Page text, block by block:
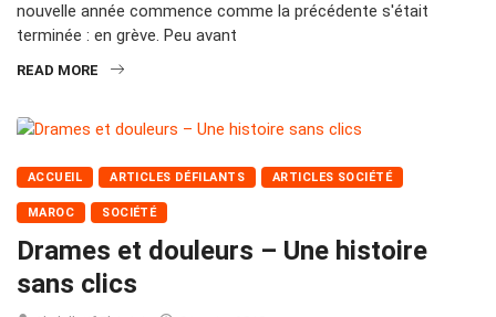
nouvelle année commence comme la précédente s'était
terminée : en grève. Peu avant
READ MORE
ACCUEIL ARTICLES DÉFILANTS ARTICLES SOCIÉTÉ
MAROC SOCIÉTÉ
Drames et douleurs – Une histoire
sans clics